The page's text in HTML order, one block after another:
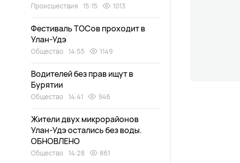
Происшествия 15:15 1013
Фестиваль ТОСов проходит в
Улан-Удэ
Общество 14:55 1149
Водителей без прав ищут в
Бурятии
Общество 14:41 946
Жители двух микрорайонов
Улан-Удэ остались без воды.
ОБНОВЛЕНО
Общество 14:28 861